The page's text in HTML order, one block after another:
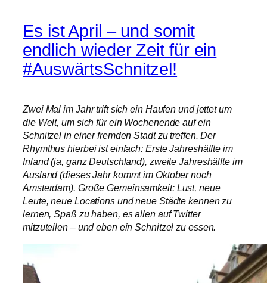
Es ist April – und somit
endlich wieder Zeit für ein
#AuswärtsSchnitzel!
Zwei Mal im Jahr trift sich ein Haufen und jettet um
die Welt, um sich für ein Wochenende auf ein
Schnitzel in einer fremden Stadt zu treffen. Der
Rhymthus hierbei ist einfach: Erste Jahreshälfte im
Inland (ja, ganz Deutschland), zweite Jahreshälfte im
Ausland (dieses Jahr kommt im Oktober noch
Amsterdam). Große Gemeinsamkeit: Lust, neue
Leute, neue Locations und neue Städte kennen zu
lernen, Spaß zu haben, es allen auf Twitter
mitzuteilen – und eben ein Schnitzel zu essen.